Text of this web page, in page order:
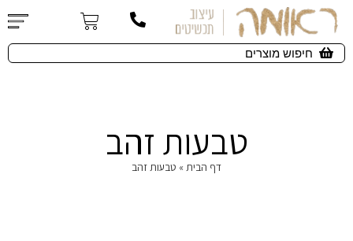
טבעות זהב
דף הבית » טבעות זהב